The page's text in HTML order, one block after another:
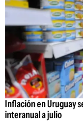
Inflación en Uruguay
interanual a julio